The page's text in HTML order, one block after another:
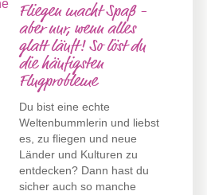
Fliegen macht Spaß -
aber nur, wenn alles
glatt läuft! So löst du
die häufigsten
Flugprobleme
Du bist eine echte
Weltenbummlerin und liebst
es, zu fliegen und neue
Länder und Kulturen zu
entdecken? Dann hast du
sicher auch so manche